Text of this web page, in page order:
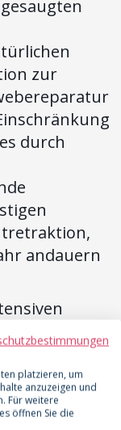
zur
durch
andauern
Überblick
Mit der
ein digitaler
platzieren, um
anzuzeigen und
Für weitere
öffnen Sie die